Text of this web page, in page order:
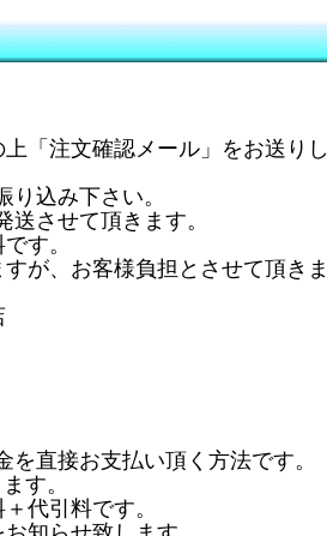
「注文確認メール」をお送りし
込み下さい。
させて頂きます。
す。
が、お客様負担とさせて頂きま
直接お支払い頂く方法です。
す。
代引料です。